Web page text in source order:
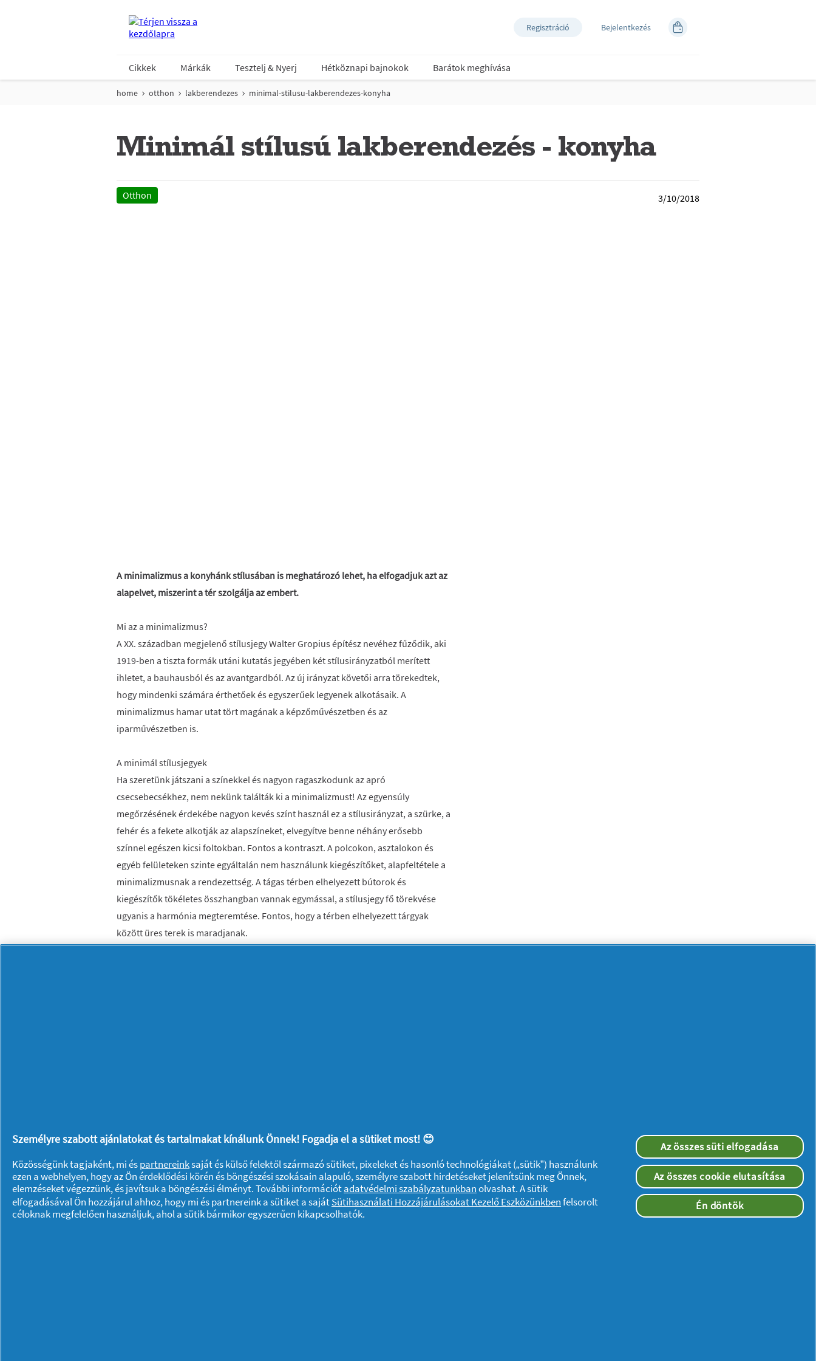
Regisztráció Bejelentkezés
Cikkek Márkák Tesztelj & Nyerj Hétköznapi bajnokok Barátok meghívása
home otthon lakberendezes minimal-stilusu-lakberendezes-konyha
Minimál stílusú lakberendezés - konyha
Otthon 3/10/2018
A minimalizmus a konyhánk stílusában is meghatározó lehet, ha elfogadjuk azt az
alapelvet, miszerint a tér szolgálja az embert.
Mi az a minimalizmus?
A XX. században megjelenő stílusjegy Walter Gropius építész nevéhez fűződik, aki
1919-ben a tiszta formák utáni kutatás jegyében két stílusirányzatból merített
ihletet, a bauhausból és az avantgardból. Az új irányzat követői arra törekedtek,
hogy mindenki számára érthetőek és egyszerűek legyenek alkotásaik. A
minimalizmus hamar utat tört magának a képzőművészetben és az
iparművészetben is.
A minimál stílusjegyek
Ha szeretünk játszani a színekkel és nagyon ragaszkodunk az apró
csecsebecsékhez, nem nekünk találták ki a minimalizmust! Az egyensúly
megőrzésének érdekébe nagyon kevés színt használ ez a stílusirányzat, a szürke, a
fehér és a fekete alkotják az alapszíneket, elvegyítve benne néhány erősebb
színnel egészen kicsi foltokban. Fontos a kontraszt. A polcokon, asztalokon és
egyéb felületeken szinte egyáltalán nem használunk kiegészítőket, alapfeltétele a
minimalizmusnak a rendezettség. A tágas térben elhelyezett bútorok és
kiegészítők tökéletes összhangban vannak egymással, a stílusjegy fő törekvése
ugyanis a harmónia megteremtése. Fontos, hogy a térben elhelyezett tárgyak
között üres terek is maradjanak.
beépítettek, így nem törik meg a bútor ritmusát.
tűnik fel korosztálytól függetlenül, így nyugodtan kijelenthetjük, hogy újra
reneszánszát éli ez a futurisztikus, mindig előremutató irányzat.
Személyre szabott ajánlatokat és tartalmakat kínálunk Önnek! Fogadja el a sütiket most! 😊
Közösségünk tagjaként, mi éspartnereinksaját és külső felektől származó sütiket, pixeleket és hasonló technológiákat („sütik”) használunk
ezen a webhelyen, hogy az Ön érdeklődési körén és böngészési szokásain alapuló, személyre szabott hirdetéseket jelenítsünk meg Önnek,
elemzéseket végezzünk, és javítsuk a böngészési élményt. További információtadatvédelmi szabályzatunkbanolvashat. A sütik
elfogadásával Ön hozzájárul ahhoz, hogy mi és partnereink a sütiket a sajátSütihasználati Hozzájárulásokat Kezelő Eszközünkbenfelsorolt
céloknak megfelelően használjuk, ahol a sütik bármikor egyszerűen kikapcsolhatók.
Az összes süti elfogadása
Az összes cookie elutasítása
Én döntök